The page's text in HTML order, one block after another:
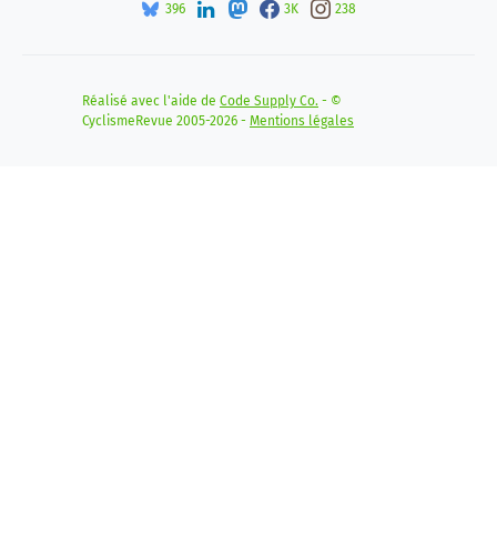
396 3K 238
Réalisé avec l'aide de Code Supply Co. - ©
CyclismeRevue 2005-2026 - Mentions légales